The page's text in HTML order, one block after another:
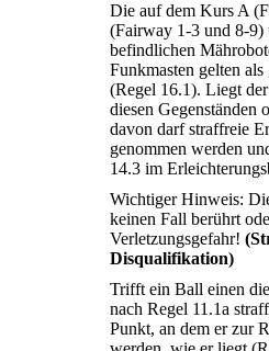
Die auf dem Kurs A
(Fairway 1-3 und 8-
befindlichen
Funkmasten gelten
(Regel 16.1). Liegt
diesen Gegenständen
davon darf straffreie
genommen werden
14.3 im
Wichtiger Hinweis:
keinen Fall berührt
Verletzungsgefahr!
Disqualifikation)
Trifft ein Ball einen
nach Regel 11.1a
Punkt, an dem er zur